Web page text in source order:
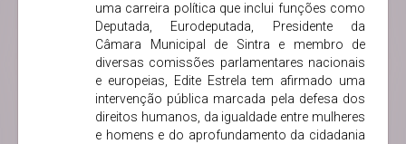
uma carreira política que inclui funções como
Deputada, Eurodeputada, Presidente da
Câmara Municipal de Sintra e membro de
diversas comissões parlamentares nacionais
e europeias, Edite Estrela tem afirmado uma
intervenção pública marcada pela defesa dos
direitos humanos, da igualdade entre mulheres
e homens e do aprofundamento da cidadania